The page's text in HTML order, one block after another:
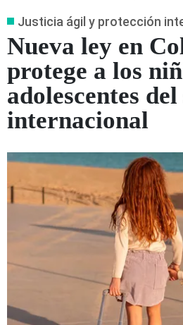
Justicia ágil y protección
Nueva ley en
protege a los
adolescentes
internacional